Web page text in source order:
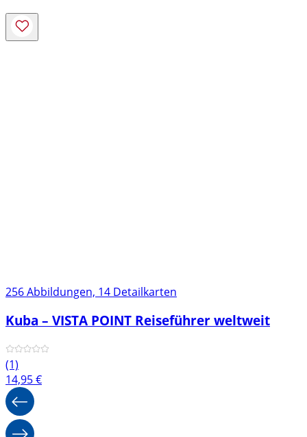
256 Abbildungen, 14 Detailkarten
Kuba – VISTA POINT Reiseführer weltweit
(1)
14,95€